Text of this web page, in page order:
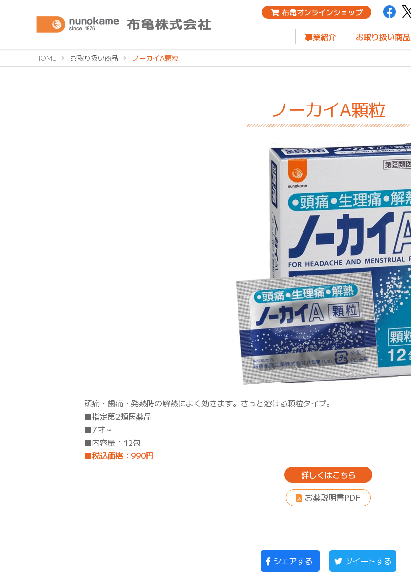
布亀オンラインショップ
事業紹介 お取り扱い商品
HOME お取り扱い商品 ノーカイA顆粒
ノーカイA顆粒
頭痛・歯痛・発熱時の解熱によく効きます。さっと溶ける顆粒タイプ。
■指定第2類医薬品
■7才～
■内容量：12包
■税込価格：990円
詳しくはこちら
お薬説明書PDF
シェアする ツイートする